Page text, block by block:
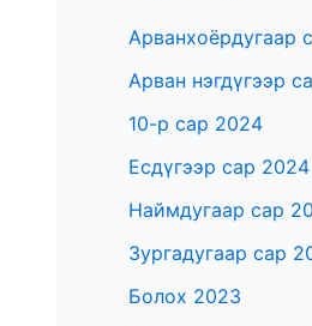
Арванхоёрдугаар
Арван нэгдүгээр
10-р сар 2024
Есдүгээр сар 2024
Наймдугаар сар
Зургадугаар сар
Болох 2023